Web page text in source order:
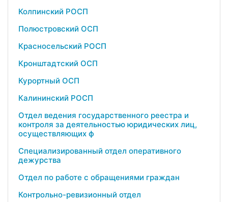
Колпинский РОСП
Полюстровский ОСП
Красносельский РОСП
Кронштадтский ОСП
Курортный ОСП
Калининский РОСП
Отдел ведения государственного реестра и
контроля за деятельностью юридических лиц,
осуществляющих ф
Специализированный отдел оперативного
дежурства
Отдел по работе с обращениями граждан
Контрольно-ревизионный отдел